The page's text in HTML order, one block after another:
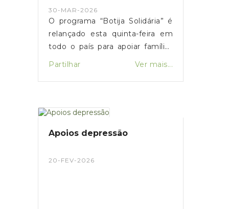
30-MAR-2026
O programa “Botija Solidária” é
relançado esta quinta-feira em
todo o país para apoiar famílias
de gás. O primeiro-ministro Luís
aumento da comparticipação de
próximos três meses,
impacto da guerra no Médio
Partilhar Ver mais...
Apoios depressão
20-FEV-2026